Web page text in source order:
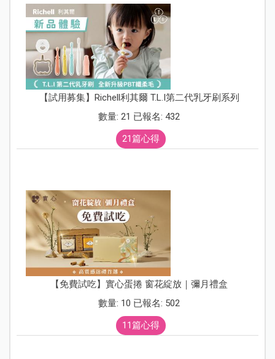
【試用募集】Richell利其爾 T.L.I第二代乳牙刷系列
數量: 21 已報名: 432
21篇心得
【免費試吃】實心蛋捲 窗花綻放｜彌月禮盒
數量: 10 已報名: 502
11篇心得